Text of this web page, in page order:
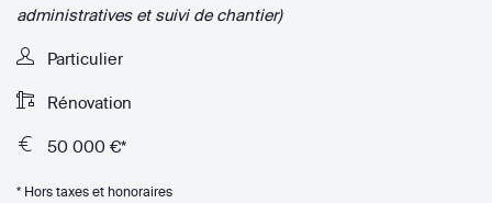
administratives et suivi de chantier)
Particulier
Rénovation
50 000 €*
* Hors taxes et honoraires